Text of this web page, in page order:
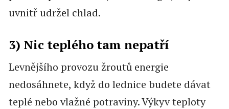
uvnitř udržel chlad.
3) Nic teplého tam nepatří
Levnějšího provozu žroutů energie
nedosáhnete, když do lednice budete dávat
teplé nebo vlažné potraviny. Výkyv teploty